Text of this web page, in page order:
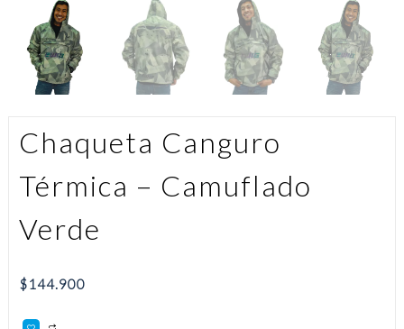
Chaqueta Canguro
Térmica – Camuflado
Verde
$144.900